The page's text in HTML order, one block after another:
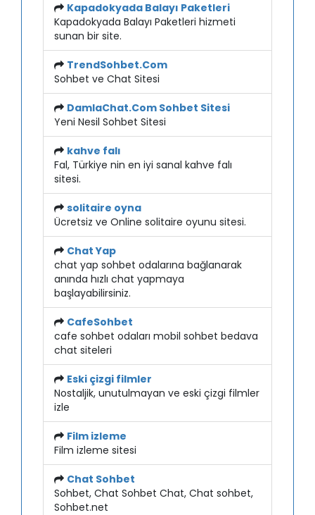
Kapadokyada Balayı Paketleri
Kapadokyada Balayı Paketleri hizmeti
sunan bir site.
TrendSohbet.Com
Sohbet ve Chat Sitesi
DamlaChat.Com Sohbet Sitesi
Yeni Nesil Sohbet Sitesi
kahve falı
Fal, Türkiye nin en iyi sanal kahve falı
sitesi.
solitaire oyna
Ücretsiz ve Online solitaire oyunu sitesi.
Chat Yap
chat yap sohbet odalarına bağlanarak
anında hızlı chat yapmaya
başlayabilirsiniz.
CafeSohbet
cafe sohbet odaları mobil sohbet bedava
chat siteleri
Eski çizgi filmler
Nostaljik, unutulmayan ve eski çizgi filmler
izle
Film izleme
Film izleme sitesi
Chat Sohbet
Sohbet, Chat Sohbet Chat, Chat sohbet,
Sohbet.net